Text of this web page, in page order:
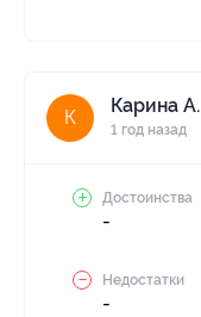
К
Карина А.
1 год назад
Достоинства
-
Недостатки
-